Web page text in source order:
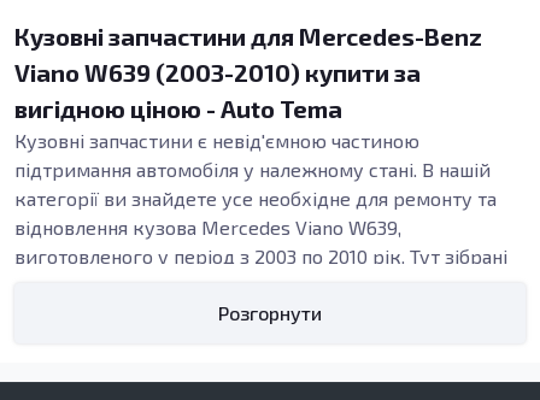
Кузовні запчастини для Mercedes-Benz
Viano W639 (2003-2010) купити за
вигідною ціною - Auto Tema
Кузовні запчастини є невід'ємною частиною
підтримання автомобіля у належному стані. В нашій
категорії ви знайдете усе необхідне для ремонту та
відновлення кузова Mercedes Viano W639,
виготовленого у період з 2003 по 2010 рік. Тут зібрані
автомобіля, включаючи елементи, необхідні для заміни
Види кузовних запчастин
Розгорнути